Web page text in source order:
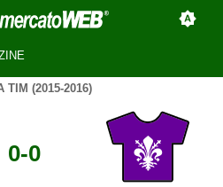
TIM (2015-2016)
0-0